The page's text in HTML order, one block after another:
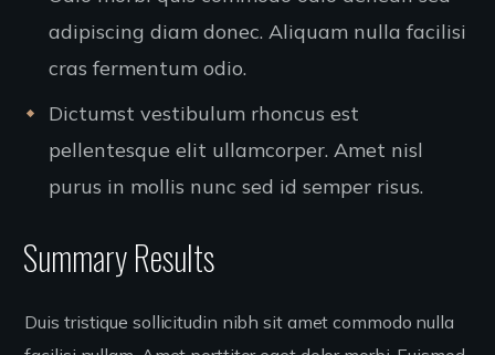
adipiscing diam donec. Aliquam nulla facilisi
cras fermentum odio.
Dictumst vestibulum rhoncus est
pellentesque elit ullamcorper. Amet nisl
purus in mollis nunc sed id semper risus.
Summary Results
Duis tristique sollicitudin nibh sit amet commodo nulla